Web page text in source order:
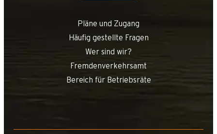
Pläne und Zugang
Häufig gestellte Fragen
Wer sind wir?
Fremdenverkehrsamt
Bereich für Betriebsräte